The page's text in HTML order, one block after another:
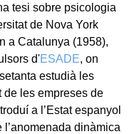
tesi sobre psicologia
de Nova York
a Catalunya (1958),
d'ESADE, on
estudià les
de les empreses de
a l’Estat espanyol
l’anomenada dinàmica